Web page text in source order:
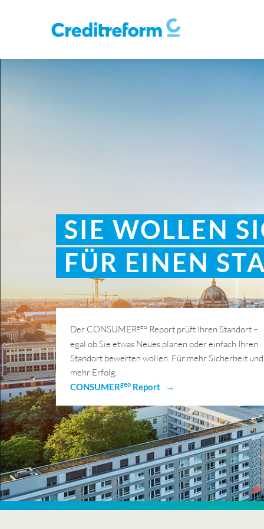
Der CONSUMERgeo Report prüft Ihren Standort –
egal ob Sie etwas Neues planen oder einfach Ihren
Standort bewerten wollen. Für mehr Sicherheit und
mehr Erfolg.
CONSUMERgeo Report →
FÜR EINEN
SIE WOLLEN